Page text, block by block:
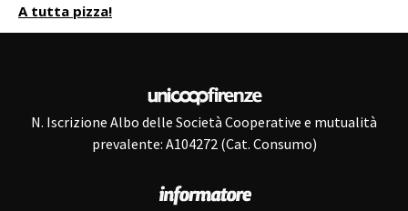
A tutta pizza!
N. Iscrizione Albo delle Società Cooperative e mutualità
prevalente: A104272 (Cat. Consumo)